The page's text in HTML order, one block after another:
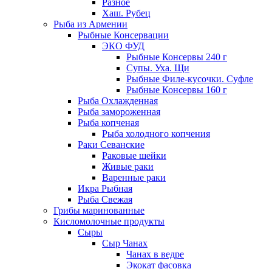
Разное
Хаш. Рубец
Рыба из Армении
Рыбные Консервации
ЭКО ФУД
Рыбные Консервы 240 г
Супы. Уха. Щи
Рыбные Филе-кусочки. Суфле
Рыбные Консервы 160 г
Рыба Охлажденная
Рыба замороженная
Рыба копченая
Рыба холодного копчения
Раки Севанские
Раковые шейки
Живые раки
Варенные раки
Икра Рыбная
Рыба Свежая
Грибы маринованные
Кисломолочные продукты
Сыры
Сыр Чанах
Чанах в ведре
Экокат фасовка